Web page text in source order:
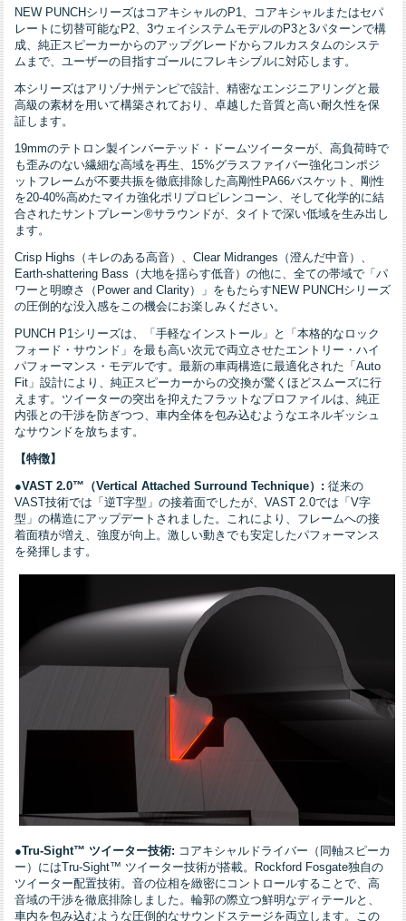
NEW PUNCHシリーズはコアキシャルのP1、コアキシャルまたはセパ
レートに切替可能なP2、3ウェイシステムモデルのP3と3パターンで構
成、純正スピーカーからのアップグレードからフルカスタムのシステ
ムまで、ユーザーの目指すゴールにフレキシブルに対応します。
本シリーズはアリゾナ州テンピで設計、精密なエンジニアリングと最
高級の素材を用いて構築されており、卓越した音質と高い耐久性を保
証します。
19mmのテトロン製インバーテッド・ドームツイーターが、高負荷時で
も歪みのない繊細な高域を再生、15%グラスファイバー強化コンポジ
ットフレームが不要共振を徹底排除した高剛性PA66バスケット、剛性
を20-40%高めたマイカ強化ポリプロピレンコーン、そして化学的に結
合されたサントプレーン®サラウンドが、タイトで深い低域を生み出し
ます。
Crisp Highs（キレのある高音）、Clear Midranges（澄んだ中音）、
Earth-shattering Bass（大地を揺らす低音）の他に、全ての帯域で「パ
ワーと明瞭さ（Power and Clarity）」をもたらすNEW PUNCHシリーズ
の圧倒的な没入感をこの機会にお楽しみください。
PUNCH P1シリーズは、「手軽なインストール」と「本格的なロック
フォード・サウンド」を最も高い次元で両立させたエントリー・ハイ
パフォーマンス・モデルです。最新の車両構造に最適化された「Auto
Fit」設計により、純正スピーカーからの交換が驚くほどスムーズに行
えます。ツイーターの突出を抑えたフラットなプロファイルは、純正
内張との干渉を防ぎつつ、車内全体を包み込むようなエネルギッシュ
なサウンドを放ちます。
【特徴】
●VAST 2.0™（Vertical Attached Surround Technique）: 従来の
VAST技術では「逆T字型」の接着面でしたが、VAST 2.0では「V字
型」の構造にアップデートされました。これにより、フレームへの接
着面積が増え、強度が向上。激しい動きでも安定したパフォーマンス
を発揮します。
●Tru-Sight™ ツイーター技術: コアキシャルドライバー（同軸スピーカ
ー）にはTru-Sight™ ツイーター技術が搭載。Rockford Fosgate独自の
ツイーター配置技術。音の位相を緻密にコントロールすることで、高
音域の干渉を徹底排除しました。輪郭の際立つ鮮明なディテールと、
車内を包み込むような圧倒的なサウンドステージを両立します。この